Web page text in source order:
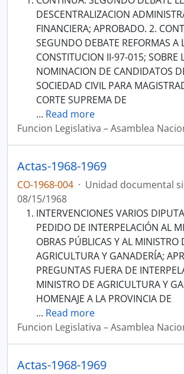
DESCENTRALIZACION
FINANCIERA; APROBADO. 2.
SEGUNDO DEBATE REFORMAS A
CONSTITUCION II-97-015; SOBRE
NOMINACION DE CANDIDATOS
SOCIEDAD CIVIL PARA
CORTE SUPREMA DE
… Read more
Funcion Legislativa – Asamblea
Actas-1968-1969
CO-1968-004 · Unidad documental
08/15/1968
INTERVENCIONES VARIOS
PEDIDO DE INTERPELACIÓN AL
OBRAS PÚBLICAS Y AL MINISTRO
AGRICULTURA Y GANADERÍA;
PREGUNTAS FUERA DE
MINISTRO DE AGRICULTURA Y
HOMENAJE A LA PROVINCIA DE
… Read more
Funcion Legislativa – Asamblea
Actas-1968-1969